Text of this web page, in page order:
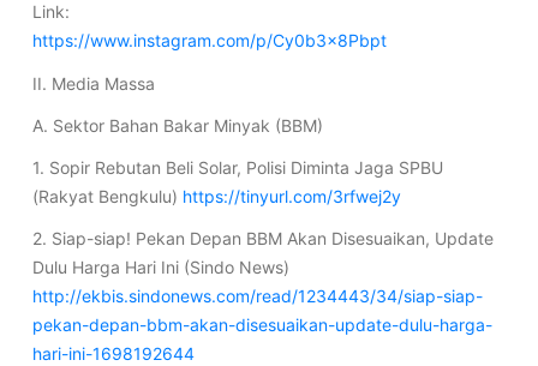
Link:
https://www.instagram.com/p/Cy0b3x8Pbpt
II. Media Massa
A. Sektor Bahan Bakar Minyak (BBM)
1. Sopir Rebutan Beli Solar, Polisi Diminta Jaga SPBU
(Rakyat Bengkulu) https://tinyurl.com/3rfwej2y
2. Siap-siap! Pekan Depan BBM Akan Disesuaikan, Update
Dulu Harga Hari Ini (Sindo News)
http://ekbis.sindonews.com/read/1234443/34/siap-siap-
pekan-depan-bbm-akan-disesuaikan-update-dulu-harga-
hari-ini-1698192644